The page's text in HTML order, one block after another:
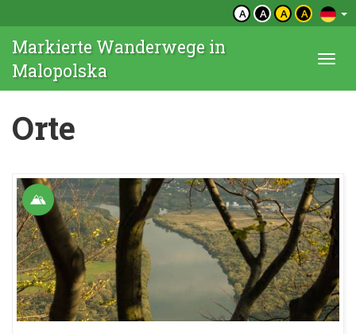
A A A A
Markierte Wanderwege in
Malopolska
Orte